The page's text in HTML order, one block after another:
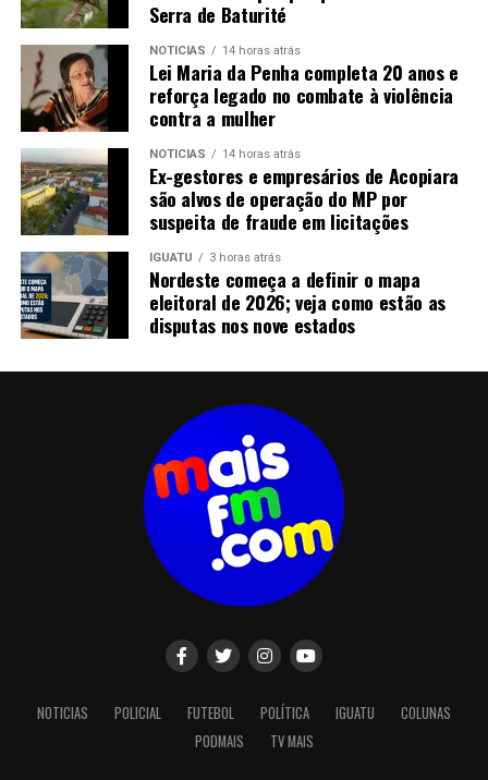
Serra de Baturité
NOTICIAS 14 horas atrás
Lei Maria da Penha completa 20 anos e
reforça legado no combate à violência
contra a mulher
NOTICIAS 14 horas atrás
Ex-gestores e empresários de Acopiara
são alvos de operação do MP por
suspeita de fraude em licitações
IGUATU 3 horas atrás
Nordeste começa a definir o mapa
eleitoral de 2026; veja como estão as
disputas nos nove estados
NOTICIAS POLICIAL FUTEBOL POLÍTICA IGUATU
COLUNAS
PODMAIS
TV MAIS